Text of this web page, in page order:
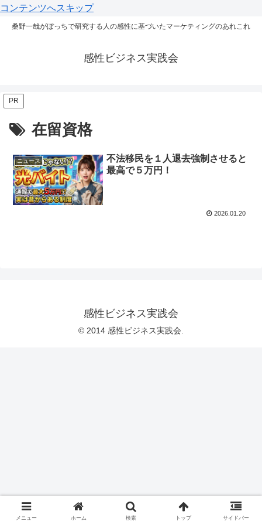
コンテンツへスキップ
桑野一哉がぼっちで研究する人の感性に基づいたマーケティングのあれこれ
感性ビジネス実践会
PR
在留資格
ニュース
不法移民を１人退去強制させると
最高で５万円！
2026.01.20
感性ビジネス実践会
© 2014 感性ビジネス実践会.
メニュー ホーム 検索 トップ サイドバー